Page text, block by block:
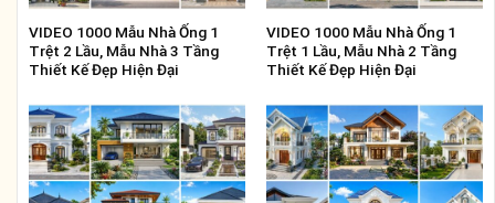
VIDEO 1000 Mẫu Nhà Ống 1
Trệt 2 Lầu, Mẫu Nhà 3 Tầng
Thiết Kế Đẹp Hiện Đại
VIDEO 1000 Mẫu Nhà Ống 1
Trệt 1 Lầu, Mẫu Nhà 2 Tầng
Thiết Kế Đẹp Hiện Đại